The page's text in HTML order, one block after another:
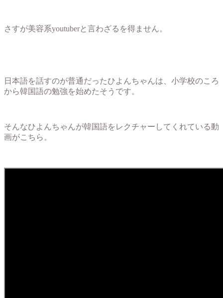
さすが美容系youtuberと言わざるを得ません。
日本語を話すのが普通だったひよんちゃんは、小学校のころ
から韓国語の勉強を始めたそうです。
そんなひよんちゃんが韓国語をレクチャーしてくれている動
画がこちら。